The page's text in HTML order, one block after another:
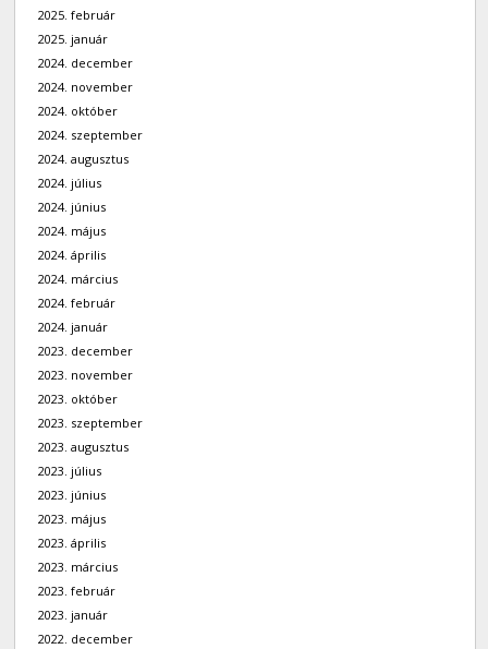
2025. február
2025. január
2024. december
2024. november
2024. október
2024. szeptember
2024. augusztus
2024. július
2024. június
2024. május
2024. április
2024. március
2024. február
2024. január
2023. december
2023. november
2023. október
2023. szeptember
2023. augusztus
2023. július
2023. június
2023. május
2023. április
2023. március
2023. február
2023. január
2022. december